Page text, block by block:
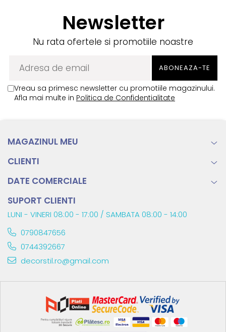
Newsletter
Nu rata ofertele si promotiile noastre
Vreau sa primesc newsletter cu promotiile magazinului.
Afla mai multe in Politica de Confidentialitate
MAGAZINUL MEU
CLIENTI
DATE COMERCIALE
SUPORT CLIENTI
LUNI - VINERI 08:00 - 17:00 / SAMBATA 08:00 - 14:00
0790847656
0744392667
decorstil.ro@gmail.com